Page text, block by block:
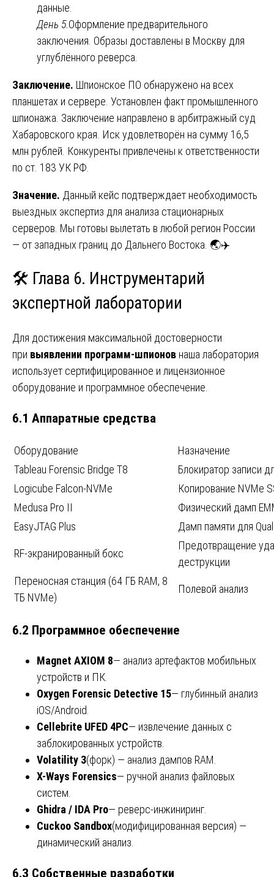
данные.
День 5.Оформление предварительного
заключения. Образы доставлены в Москву для
углублённого реверса.
Заключение. Шпионское ПО обнаружено на всех
планшетах и сервере. Установлен факт промышленного
шпионажа. Заключение направлено в арбитражный суд
Хабаровского края. Иск удовлетворён на сумму 16,5
млн рублей. Конкуренты привлечены к ответственности
по ст. 183 УК РФ.
Значение. Данный кейс подтверждает необходимость
выездных экспертиз для анализа стационарных
серверов. Мы готовы вылетать в любой регион России
— от западных границ до Дальнего Востока. 🌏✈️
🛠️ Глава 6. Инструментарий
экспертной лаборатории
Для достижения максимальной достоверности
при выявлении программ-шпионов наша лаборатория
использует сертифицированное и лицензионное
оборудование и программное обеспечение.
6.1 Аппаратные средства
Оборудование
Назначение
Tableau Forensic Bridge T8
Блокиратор записи
Logicube Falcon-NVMe
Копирование NVMe
Medusa Pro II
Физический дамп
EasyJTAG Plus
Дамп памяти для
RF-экранированный бокс
Предотвращение
деструкции
Переносная станция (64 ГБ RAM, 8
ТБ NVMe)
Полевой анализ
6.2 Программное обеспечение
Magnet AXIOM 8— анализ артефактов мобильных
устройств и ПК.
Oxygen Forensic Detective 15— глубинный анализ
iOS/Android.
Cellebrite UFED 4PC— извлечение данных с
заблокированных устройств.
Volatility 3(форк) — анализ дампов RAM.
X-Ways Forensics— ручной анализ файловых
систем.
Ghidra / IDA Pro— реверс-инжиниринг.
Cuckoo Sandbox(модифицированная версия) —
динамический анализ.
6.3 Собственные разработки